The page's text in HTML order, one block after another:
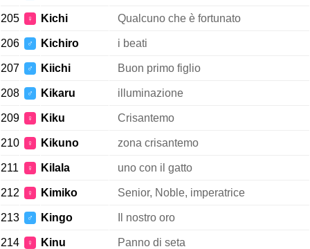
205 ♀ Kichi Qualcuno che è fortunato
206 ♂ Kichiro i beati
207 ♂ Kiichi Buon primo figlio
208 ♂ Kikaru illuminazione
209 ♀ Kiku Crisantemo
210 ♀ Kikuno zona crisantemo
211 ♀ Kilala uno con il gatto
212 ♀ Kimiko Senior, Noble, imperatrice
213 ♂ Kingo Il nostro oro
214 ♀ Kinu Panno di seta